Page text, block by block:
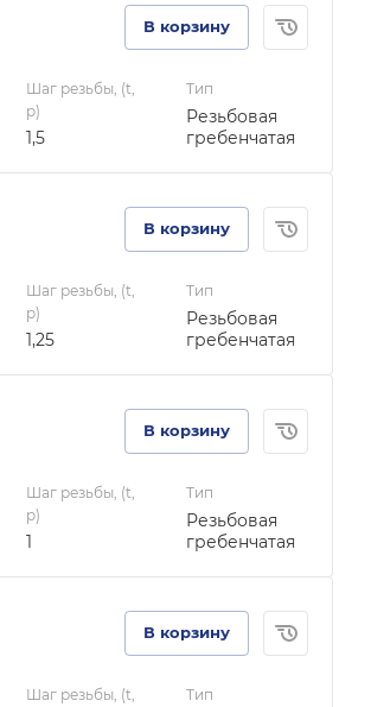
В корзину
Шаг резьбы, (t,
p)
1,5
Тип
Резьбовая
гребенчатая
В корзину
Шаг резьбы, (t,
p)
1,25
Тип
Резьбовая
гребенчатая
В корзину
Шаг резьбы, (t,
p)
1
Тип
Резьбовая
гребенчатая
В корзину
Шаг резьбы, (t,
Тип